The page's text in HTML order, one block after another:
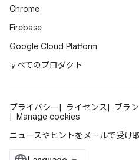
Chrome
Firebase
Google Cloud Platform
すべてのプロダクト
プライバシー ライセンス
ブラ
Manage cookies
ニュースやヒントをメールで受け